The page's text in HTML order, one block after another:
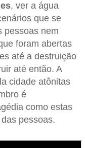
, ver a água
que se
pessoas nem
foram abertas
até a destruição
até então. A
cidade atônitas
é
como estas
pessoas.